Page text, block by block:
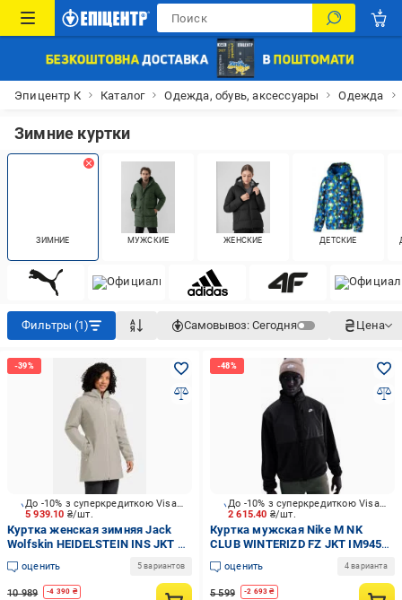
Эпицентр К Каталог Одежда, обувь, аксессуары Одежда
Зимние куртки
ЗИМНИЕ МУЖСКИЕ ЖЕНСКИЕ ДЕТСКИЕ
Фильтры (1) Самовывоз: Сегодня Цена
5 939.10 ₴/шт.
До -10% з суперкредиткою Visa Вигода
Куртка женская зимняя Jack
Wolfskin HEIDELSTEIN INS JKT W
1115681_A0056 р.S бежевая
оценить 5 вариантов
10 989 -4 390 ₴
2 615.40 ₴/шт.
До -10% з суперкредиткою Visa Вигода
Куртка мужская Nike M NK
CLUB WINTERIZD FZ JKT IM9452-
010 р.M черная
оценить 4 варианта
5 599 -2 693 ₴